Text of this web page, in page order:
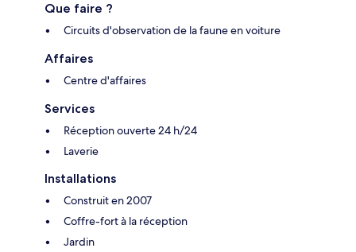
Que faire ?
Circuits d'observation de la faune en voiture
Affaires
Centre d'affaires
Services
Réception ouverte 24 h/24
Laverie
Installations
Construit en 2007
Coffre-fort à la réception
Jardin